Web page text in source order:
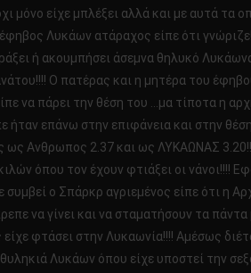
μόνο είχε μπλέξει αλλά και με αυτά τα
έφηβος Λυκάων ατάραχος είπε ότι
ή ακουμπήσει άσεμνα θηλυκό
Ο πατέρας και η μητέρα του
να πάρει την θέση του …μα τίποτα η
ήταν επάνω στην επιφάνεια και στην
Ανθρωπος 2.37 και ως ΛΥΚΑΩΝΑΣ
όπου τον έχουν φτιάξει οι νάνοι!!!!
συμβεί ο Σπάρκρ αγριεμένος είπε ότι η
να γίνει και να σταματήσουν τα
είχε φτάσει στην Λυκαωνία!!!! Αμέσως
Λυκάων όπου είχε υποστεί την